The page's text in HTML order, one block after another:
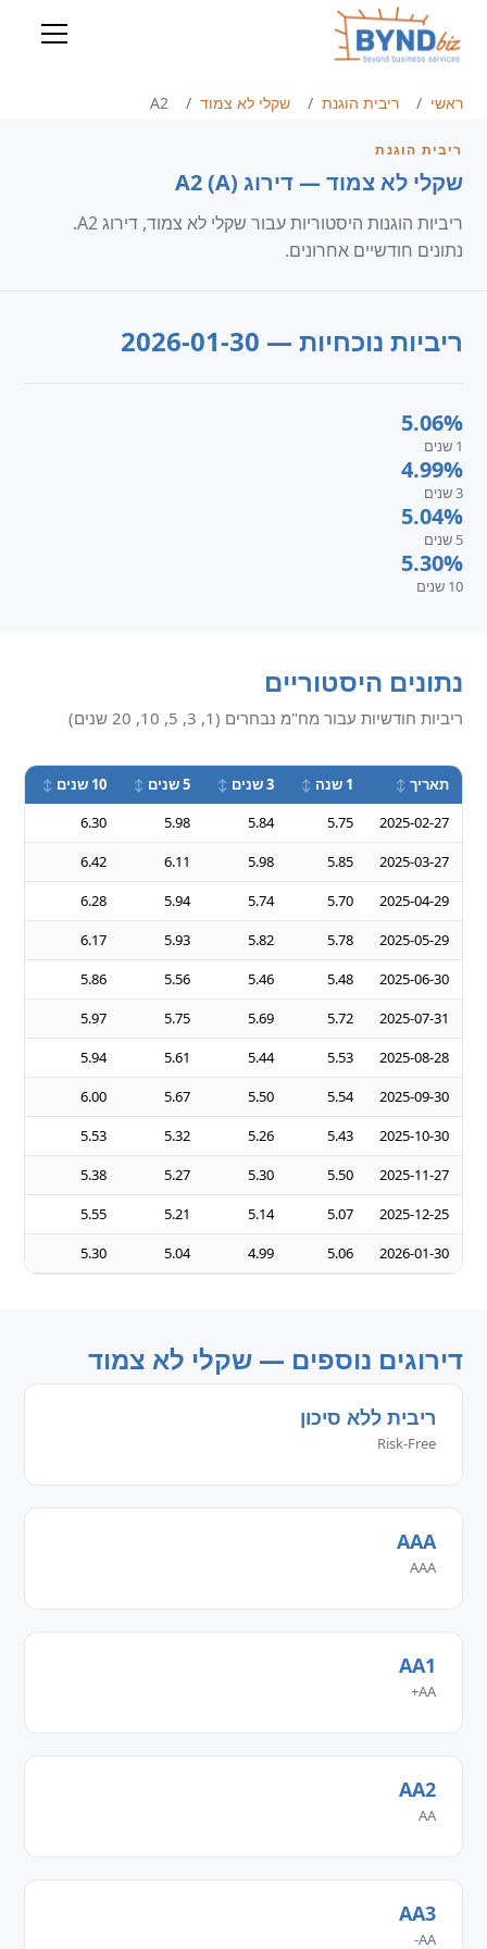
ראשי ריבית הוגנת שקלי לא צמוד A2
ריבית הוגנת
שקלי לא צמוד — דירוג A2 (A)
ריביות הוגנות היסטוריות עבור שקלי לא צמוד, דירוג A2.
נתונים חודשיים אחרונים.
ריביות נוכחיות — 2026-01-30
5.06%
1 שנים
4.99%
3 שנים
5.04%
5 שנים
5.30%
10 שנים
נתונים היסטוריים
ריביות חודשיות עבור מח"מ נבחרים (1, 3, 5, 10, 20 שנים)
תאריך 1 שנה 3 שנים 5 שנים 10 שנים
2025-02-27
5.75
5.84
5.98
6.30
2025-03-27
5.85
5.98
6.11
6.42
2025-04-29
5.70
5.74
5.94
6.28
2025-05-29
5.78
5.82
5.93
6.17
2025-06-30
5.48
5.46
5.56
5.86
2025-07-31
5.72
5.69
5.75
5.97
2025-08-28
5.53
5.44
5.61
5.94
2025-09-30
5.54
5.50
5.67
6.00
2025-10-30
5.43
5.26
5.32
5.53
2025-11-27
5.50
5.30
5.27
5.38
2025-12-25
5.07
5.14
5.21
5.55
2026-01-30
5.06
4.99
5.04
5.30
דירוגים נוספים — שקלי לא צמוד
ריבית ללא סיכון
Risk-Free
AAA
AAA
AA1
AA+
AA2
AA
AA3
AA-